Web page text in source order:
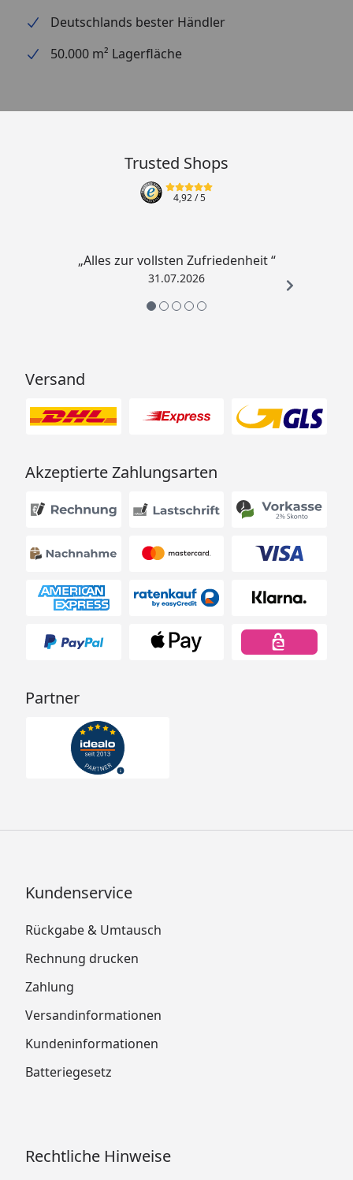
Deutschlands bester Händler
50.000 m² Lagerfläche
Trusted Shops
4,92/ 5
„Alles zur vollsten Zufriedenheit “
31.07.2026
Versand
Akzeptierte Zahlungsarten
Partner
Kundenservice
Rückgabe & Umtausch
Rechnung drucken
Zahlung
Versandinformationen
Kundeninformationen
Batteriegesetz
Rechtliche Hinweise